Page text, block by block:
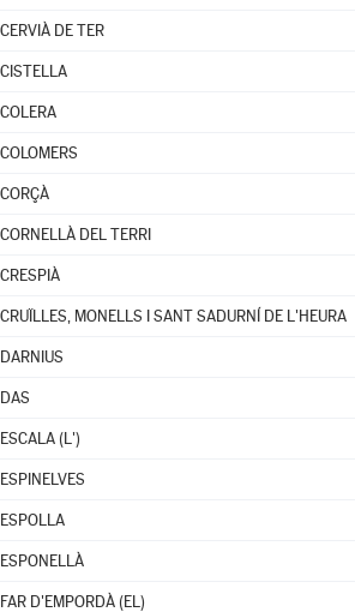
CERVIÀ DE TER
CISTELLA
COLERA
COLOMERS
CORÇÀ
CORNELLÀ DEL TERRI
CRESPIÀ
CRUÏLLES, MONELLS I SANT SADURNÍ DE L'HEURA
DARNIUS
DAS
ESCALA (L')
ESPINELVES
ESPOLLA
ESPONELLÀ
FAR D'EMPORDÀ (EL)